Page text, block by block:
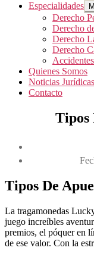
Especialidades
Derecho
Derecho
Derecho
Derecho
Quienes Somos
Noticias Jurídicas
Contacto
Tipos
Tipos De
La tragamonedas
juego increíbles
premios, el póquer en
de ese valor. Con la